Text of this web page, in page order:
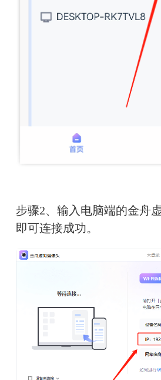
步骤2、输入电脑端的金舟
即可连接成功。